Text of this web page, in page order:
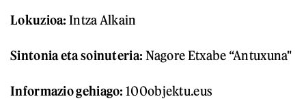
Lokuzioa: Intza Alkain
Sintonia eta soinuteria: Nagore Etxabe “Antuxuna"
Informazio gehiago: 100objektu.eus